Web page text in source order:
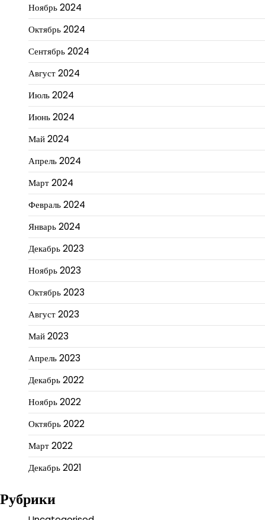
Ноябрь 2024
Октябрь 2024
Сентябрь 2024
Август 2024
Июль 2024
Июнь 2024
Май 2024
Апрель 2024
Март 2024
Февраль 2024
Январь 2024
Декабрь 2023
Ноябрь 2023
Октябрь 2023
Август 2023
Май 2023
Апрель 2023
Декабрь 2022
Ноябрь 2022
Октябрь 2022
Март 2022
Декабрь 2021
Рубрики